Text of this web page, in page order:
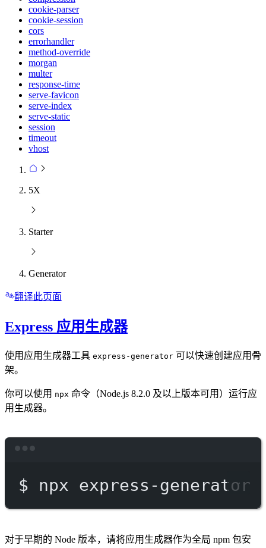
cookie-parser
cookie-session
cors
errorhandler
method-override
morgan
multer
response-time
serve-favicon
serve-index
serve-static
session
timeout
vhost
5X
Starter
Generator
翻译此页面
Express 应用生成器
使用应用生成器工具 express-generator 可以快速创建应用骨
架。
你可以使用 npx 命令（Node.js 8.2.0 及以上版本可用）运行应
用生成器。
$ npx express-generator
对于早期的 Node 版本，请将应用生成器作为全局 npm 包安